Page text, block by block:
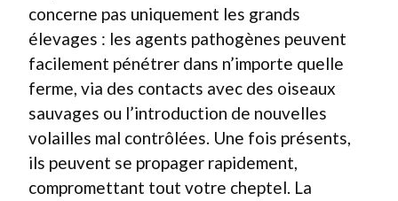
concerne pas uniquement les grands
élevages : les agents pathogènes peuvent
facilement pénétrer dans n’importe quelle
ferme, via des contacts avec des oiseaux
sauvages ou l’introduction de nouvelles
volailles mal contrôlées. Une fois présents,
ils peuvent se propager rapidement,
compromettant tout votre cheptel. La